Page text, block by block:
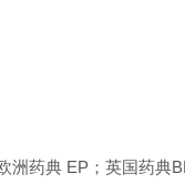
洲药典 EP；英国药典